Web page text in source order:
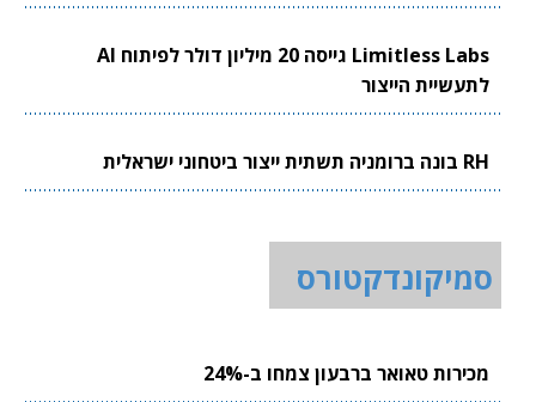
Limitless Labs גייסה 20 מיליון דולר לפיתוח AI
לתעשיית הייצור
RH בונה ברומניה תשתית ייצור ביטחוני ישראלית
סמיקונדקטורס
מכירות טאואר ברבעון צמחו ב-24%